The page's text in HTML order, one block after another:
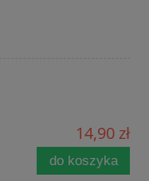
14,90 zł
do koszyka